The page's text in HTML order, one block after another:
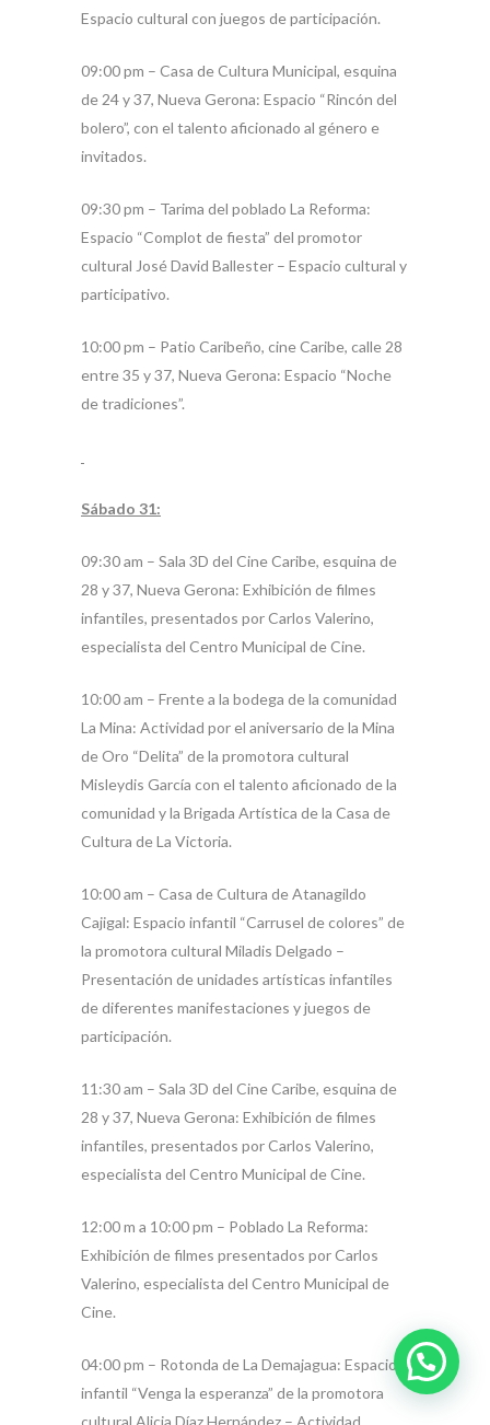
Espacio cultural con juegos de participación.
09:00 pm – Casa de Cultura Municipal, esquina
de 24 y 37, Nueva Gerona: Espacio “Rincón del
bolero”, con el talento aficionado al género e
invitados.
09:30 pm – Tarima del poblado La Reforma:
Espacio “Complot de fiesta” del promotor
cultural José David Ballester – Espacio cultural y
participativo.
10:00 pm – Patio Caribeño, cine Caribe, calle 28
entre 35 y 37, Nueva Gerona: Espacio “Noche
de tradiciones”.
Sábado 31:
09:30 am – Sala 3D del Cine Caribe, esquina de
28 y 37, Nueva Gerona: Exhibición de filmes
infantiles, presentados por Carlos Valerino,
especialista del Centro Municipal de Cine.
10:00 am – Frente a la bodega de la comunidad
La Mina: Actividad por el aniversario de la Mina
de Oro “Delita” de la promotora cultural
Misleydis García con el talento aficionado de la
comunidad y la Brigada Artística de la Casa de
Cultura de La Victoria.
10:00 am – Casa de Cultura de Atanagildo
Cajigal: Espacio infantil “Carrusel de colores” de
la promotora cultural Miladis Delgado –
Presentación de unidades artísticas infantiles
de diferentes manifestaciones y juegos de
participación.
11:30 am – Sala 3D del Cine Caribe, esquina de
28 y 37, Nueva Gerona: Exhibición de filmes
infantiles, presentados por Carlos Valerino,
especialista del Centro Municipal de Cine.
12:00 m a 10:00 pm – Poblado La Reforma:
Exhibición de filmes presentados por Carlos
Valerino, especialista del Centro Municipal de
Cine.
04:00 pm – Rotonda de La Demajagua: Espacio
infantil “Venga la esperanza” de la promotora
cultural Alicia Díaz Hernández – Actividad